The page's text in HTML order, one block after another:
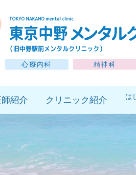
心療内科 精神科
師紹介 クリニック紹介
は